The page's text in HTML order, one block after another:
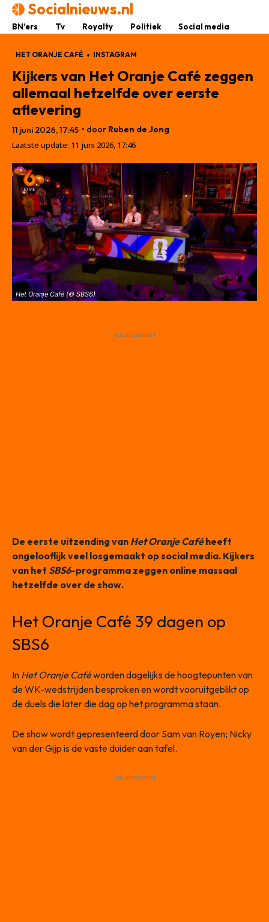
Socialnieuws.nl
BN’ers Tv Royalty Politiek Social media
HET ORANJE CAFÉ INSTAGRAM
Kijkers van Het Oranje Café zeggen
allemaal hetzelfde over eerste
aflevering
11 juni 2026, 17:45 • door Ruben de Jong
Laatste update: 11 juni 2026, 17:46
Het Oranje Café (© SBS6)
- Advertisement -
De eerste uitzending van Het Oranje Caféheeft
ongelooflijk veel losgemaakt op social media. Kijkers
van het SBS6-programma zeggen online massaal
hetzelfde over de show.
Het Oranje Café 39 dagen op
SBS6
In Het Oranje Caféworden dagelijks de hoogtepunten van
de WK-wedstrijden besproken en wordt vooruitgeblikt op
de duels die later die dag op het programma staan.
De show wordt gepresenteerd door Sam van Royen; Nicky
van der Gijp is de vaste duider aan tafel.
- Advertisement -